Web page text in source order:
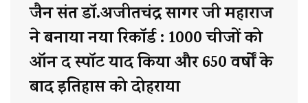
जैन संत डॉ.अजीतचंद्र सागर जी महाराज
ने बनाया नया रिकॉर्ड : 1000 चीजों को
ऑन द स्पॉट याद किया और 650 वर्षों के
बाद इतिहास को दोहराया